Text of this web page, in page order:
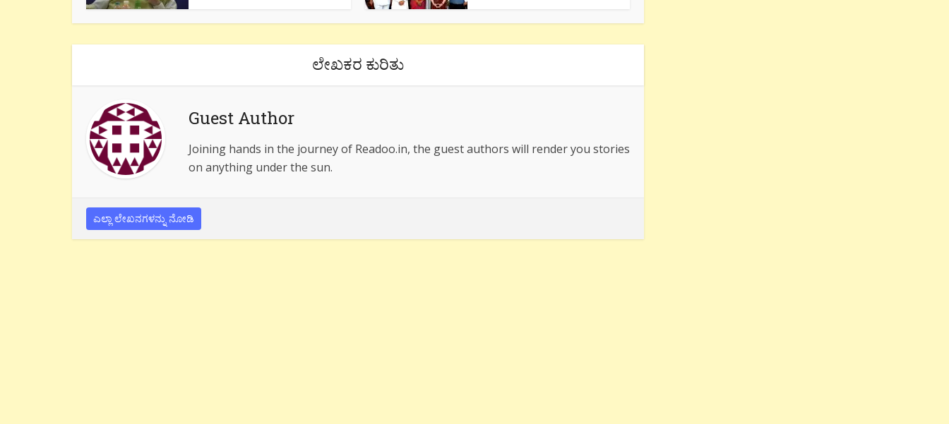
ಲೇಖಕರ ಕುರಿತು
Guest Author
Joining hands in the journey of Readoo.in, the guest authors will render you stories
on anything under the sun.
ಎಲ್ಲಾ ಲೇಖನಗಳನ್ನು ನೋಡಿ